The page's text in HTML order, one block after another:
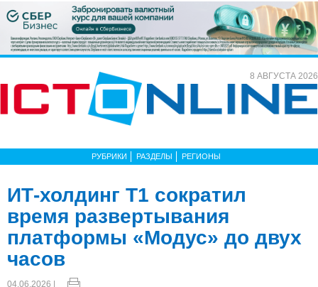
8 АВГУСТА 2026
РУБРИКИ РАЗДЕЛЫ РЕГИОНЫ
ИТ-холдинг Т1 сократил
время развертывания
платформы «Модус» до двух
часов
04.06.2026 |